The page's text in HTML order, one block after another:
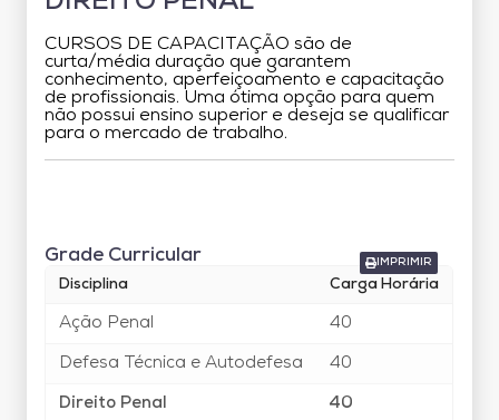
CURSOS DE CAPACITAÇÃO são de
curta/média duração que garantem
conhecimento, aperfeiçoamento e capacitação
de profissionais. Uma ótima opção para quem
não possui ensino superior e deseja se qualificar
para o mercado de trabalho.
IMPRIMIR
Grade Curricular
Disciplina Carga Horária
Ação Penal 40
Defesa Técnica e Autodefesa 40
Direito Penal 40